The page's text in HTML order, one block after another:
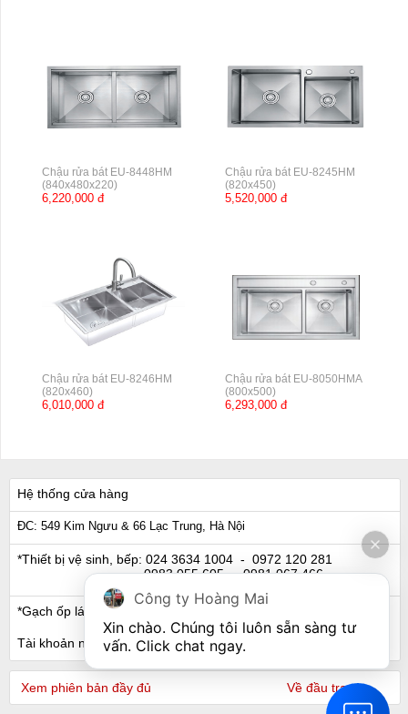
Chậu rửa bát EU-8448HM
(840x480x220)
6,220,000 đ
Chậu rửa bát EU-8245HM
(820x450)
5,520,000 đ
Chậu rửa bát EU-8246HM
(820x460)
6,010,000 đ
Chậu rửa bát EU-8050HMA
(800x500)
6,293,000 đ
Hệ thống cửa hàng
ĐC: 549 Kim Ngưu & 66 Lạc Trung, Hà Nội
*Thiết bị vệ sinh, bếp: 024 3634 1004 - 0972 120 281
0983 055 605- 0981 067 466
*Gạch ốp lát, Ngói: 024 3632 0280 - 0911 441 066
Tài khoản ngân hàng
Xem phiên bản đầy đủ Về đầu trang
Công ty Hoàng Mai
Xin chào. Chúng tôi luôn sẵn sàng tư
vấn. Click chat ngay.